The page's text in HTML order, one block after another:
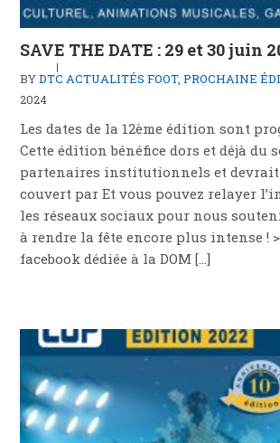
SAVE THE DATE : 29 et 30 juin
BYDTC ACTUALITÉS FOOT,PROCHAINE
2024
Les dates de la 12ème édition sont
Cette édition bénéfice dors et déjà du
partenaires institutionnels et devrait
couvert par Et vous pouvez relayer
les réseaux sociaux pour nous
à rendre la fête encore plus intense !
facebook dédiée à la DOM […]